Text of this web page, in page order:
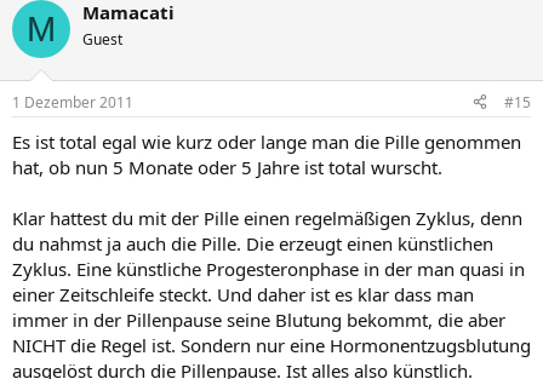
M Mamacati
Guest
1 Dezember 2011 #15
Es ist total egal wie kurz oder lange man die Pille genommen
hat, ob nun 5 Monate oder 5 Jahre ist total wurscht.
Klar hattest du mit der Pille einen regelmäßigen Zyklus, denn
du nahmst ja auch die Pille. Die erzeugt einen künstlichen
Zyklus. Eine künstliche Progesteronphase in der man quasi in
einer Zeitschleife steckt. Und daher ist es klar dass man
immer in der Pillenpause seine Blutung bekommt, die aber
NICHT die Regel ist. Sondern nur eine Hormonentzugsblutung
ausgelöst durch die Pillenpause. Ist alles also künstlich.